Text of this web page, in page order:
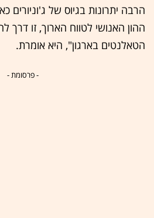
הרבה יתרונות בגיוס של
ההון האנושי לטווח הארוך, זו דרך
הטאלנטים בארגון", היא אומרת.
- פרסומת -